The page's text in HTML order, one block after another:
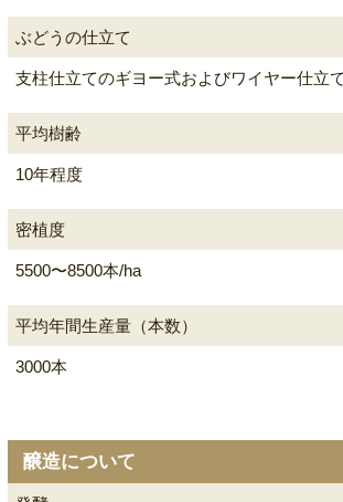
ぶどうの仕立て
支柱仕立てのギヨー式およびワイヤー仕立
平均樹齢
10年程度
密植度
5500〜8500本/ha
平均年間生産量（本数）
3000本
醸造について